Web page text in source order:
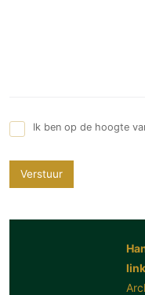
Ik ben op de hoogte
Verstuur